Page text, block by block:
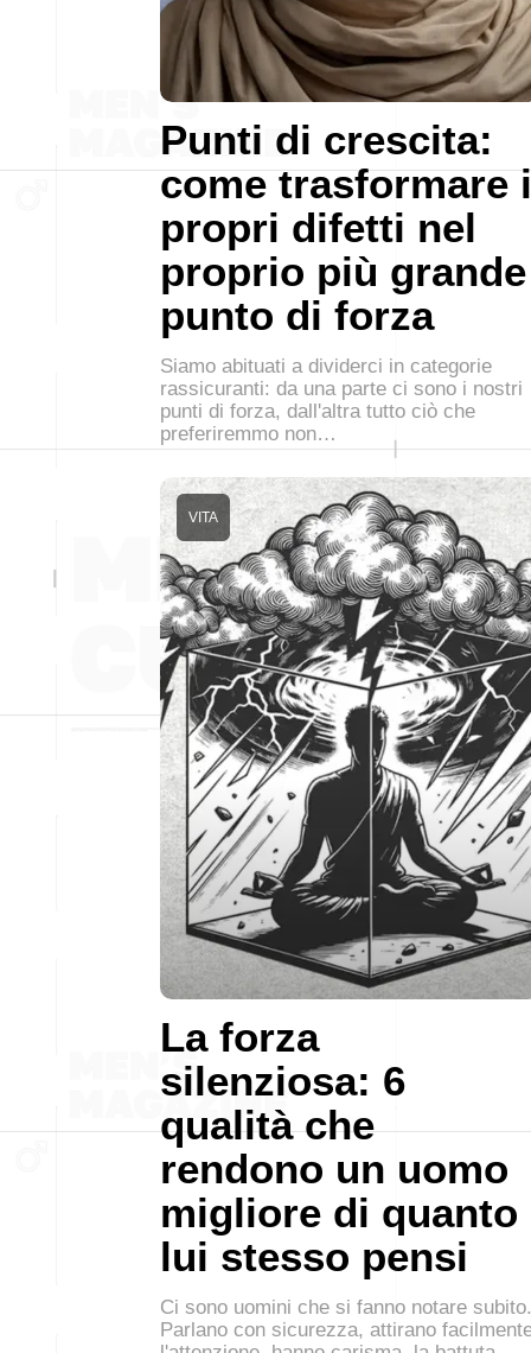
Punti di crescita:
come trasformare i
propri difetti nel
proprio più grande
punto di forza
Siamo abituati a dividerci in categorie
rassicuranti: da una parte ci sono i nostri
punti di forza, dall'altra tutto ciò che
preferiremmo non…
La forza
silenziosa: 6
qualità che
rendono un uomo
migliore di quanto
lui stesso pensi
VITA
Ci sono uomini che si fanno notare subito.
Parlano con sicurezza, attirano